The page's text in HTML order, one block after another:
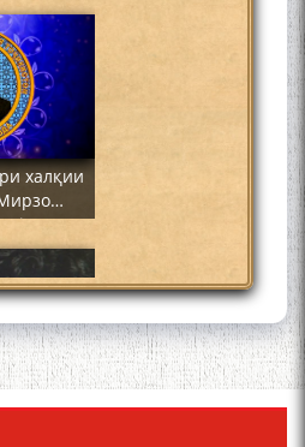
халқии
Mirzo
МИРЗО